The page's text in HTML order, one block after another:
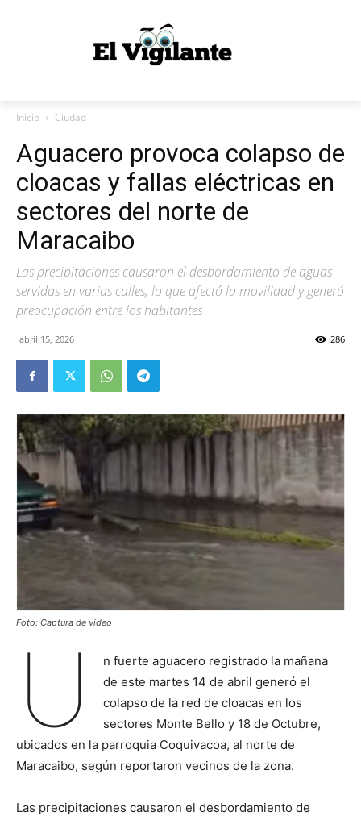
Inicio Ciudad
Aguacero provoca colapso de
cloacas y fallas eléctricas en
sectores del norte de
Maracaibo
Las precipitaciones causaron el desbordamiento de aguas
servidas en varias calles, lo que afectó la movilidad y generó
preocupación entre los habitantes
abril 15, 2026 286
Foto: Captura de video
U
n fuerte aguacero registrado la mañana
de este martes 14 de abril generó el
colapso de la red de cloacas en los
sectores Monte Bello y 18 de Octubre,
ubicados en la parroquia Coquivacoa, al norte de
Maracaibo, según reportaron vecinos de la zona.
Las precipitaciones causaron el desbordamiento de